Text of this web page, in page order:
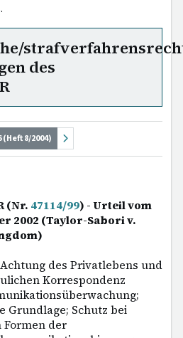
des
(Heft 8/2004)
(Nr. 47114/99) - Urteil vom
2002 (Taylor-Sabori v.
des Privatlebens und
Korrespondenz
Grundlage; Schutz bei
der